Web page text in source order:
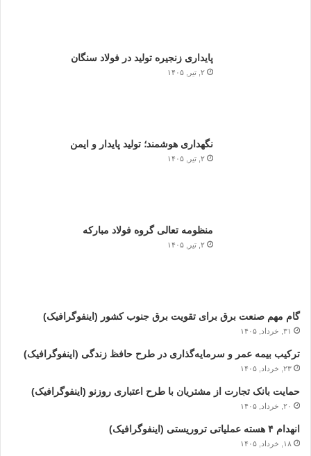
پایداری زنجیره تولید در فولاد سنگان
۲, تیر, ۱۴۰۵
نگهداری هوشمند؛ تولید پایدار و ایمن
۲, تیر, ۱۴۰۵
منظومه تعالی گروه فولاد مبارکه
۲, تیر, ۱۴۰۵
گام مهم صنعت برق برای تقویت برق جنوب کشور (اینفوگرافیک)
۳۱, خرداد, ۱۴۰۵
ترکیب بیمه عمر و سرمایه‌گذاری در طرح حافظ زندگی (اینفوگرافیک)
۲۳, خرداد, ۱۴۰۵
حمایت بانک تجارت از مشتریان با طرح اعتباری روزنو (اینفوگرافیک)
۲۰, خرداد, ۱۴۰۵
انهدام ۴ هسته عملیاتی تروریستی (اینفوگرافیک)
۱۸, خرداد, ۱۴۰۵